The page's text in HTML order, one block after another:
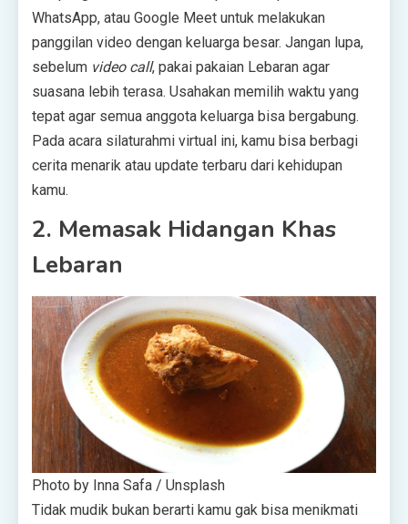
WhatsApp, atau Google Meet untuk melakukan
panggilan video dengan keluarga besar. Jangan lupa,
sebelum video call, pakai pakaian Lebaran agar
suasana lebih terasa. Usahakan memilih waktu yang
tepat agar semua anggota keluarga bisa bergabung.
Pada acara silaturahmi virtual ini, kamu bisa berbagi
cerita menarik atau update terbaru dari kehidupan
kamu.
2. Memasak Hidangan Khas
Lebaran
Photo by Inna Safa / Unsplash
Tidak mudik bukan berarti kamu gak bisa menikmati